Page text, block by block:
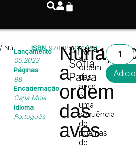
/ Núria,Lançamento
05.2023
Páginas
98
Encadernação
Capa Mole
Idioma
Português
ISBN 9789899107274
Núria,
a
ordem
das
aves
Ana
Sofia
Paiva
Núria,
a
ordem
das
aves
é
uma
sequência
de
poemas
de